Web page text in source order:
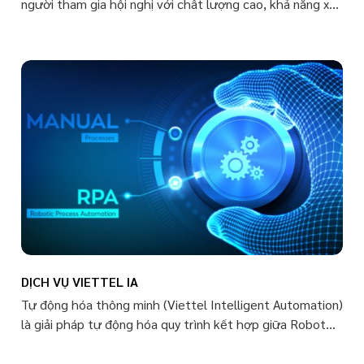
người tham gia hội nghị với chất lượng cao, khả năng xử
DỊCH VỤ VIETTEL IA
Tự động hóa thông minh (Viettel Intelligent Automation)
là giải pháp tự động hóa quy trình kết hợp giữa Robot